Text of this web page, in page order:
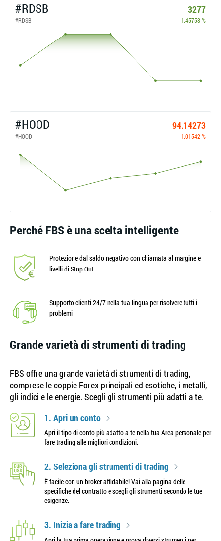
#RDSB 3277
#RDSB 1.45758 %
#HOOD 94.14273
#HOOD -1.01542 %
Perché FBS è una scelta intelligente
Protezione dal saldo negativo con chiamata al margine e
livelli di Stop Out
Supporto clienti 24/7 nella tua lingua per risolvere tutti i
problemi
Grande varietà di strumenti di trading
FBS offre una grande varietà di strumenti di trading,
comprese le coppie Forex principali ed esotiche, i metalli,
gli indici e le energie. Scegli gli strumenti più adatti a te.
1. Apri un conto
Apri il tipo di conto più adatto a te nella tua Area personale per
fare trading alle migliori condizioni.
2. Seleziona gli strumenti di trading
È facile con un broker affidabile! Vai alla pagina delle
specifiche del contratto e scegli gli strumenti secondo le tue
esigenze.
3. Inizia a fare trading